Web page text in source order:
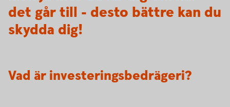
det går till - desto bättre kan du
skydda dig!
Vad är investeringsbedrägeri?